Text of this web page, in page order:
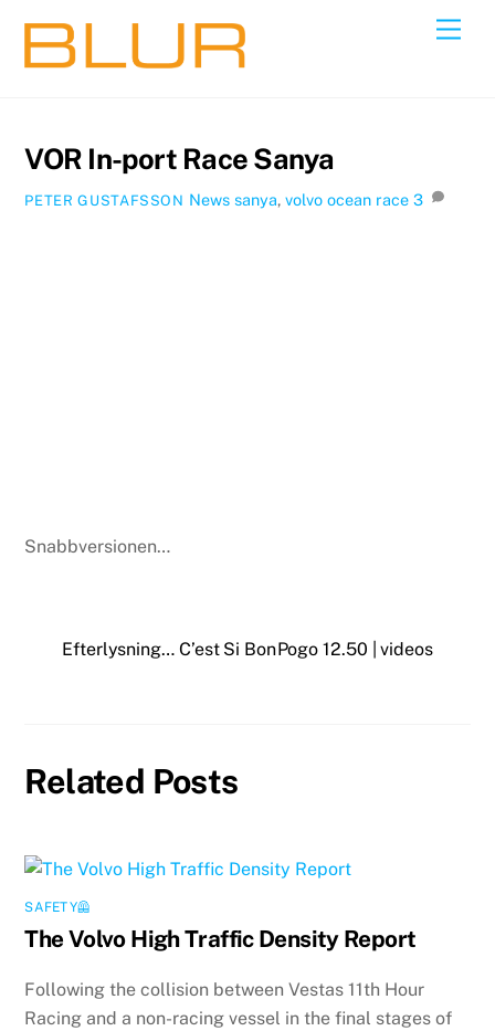
content
VOR In-port Race Sanya
PETER GUSTAFSSON News sanya, volvo ocean race 3
Snabbversionen…
Efterlysning… C’est Si BonPogo 12.50 | videos
Related Posts
SAFETY🦺
The Volvo High Traffic Density Report
Following the collision between Vestas 11th Hour
Racing and a non-racing vessel in the final stages of